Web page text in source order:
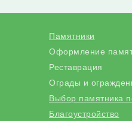
Памятники
Оформление
Реставрация
Ограды и
Выбор памятника
Благоустройство